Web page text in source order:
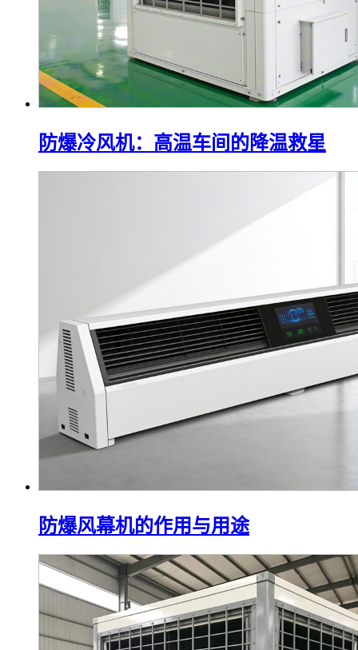
防爆冷风机：高温车间的降温救星
防爆风幕机的作用与用途